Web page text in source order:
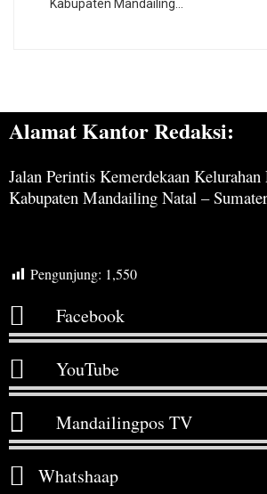
Kabupaten Mandailing…
Alamat Kantor Redaksi:
Jalan Perintis Kemerdekaan Kelurahan
Kabupaten Mandailing Natal –
Pengunjung: 1,550
Facebook
YouTube
Mandailingpos TV
Whatshaap